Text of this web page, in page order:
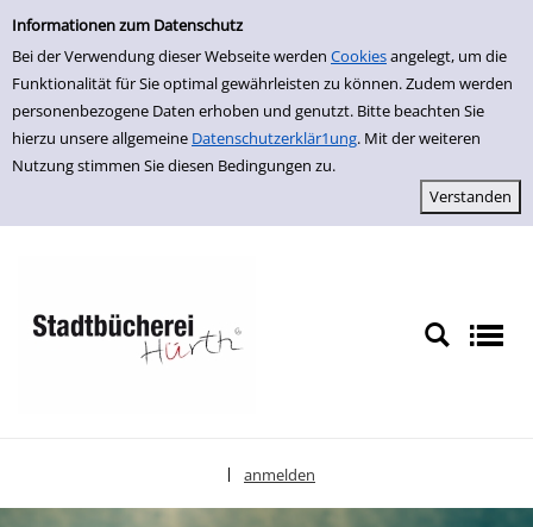
Erweiterte Suche
Informationen zum Datenschutz
Bei der Verwendung dieser Webseite werden Cookiesangelegt, um die
Funktionalität für Sie optimal gewährleisten zu können. Zudem werden
personenbezogene Daten erhoben und genutzt. Bitte beachten Sie
hierzu unsere allgemeine Datenschutzerklär1ung. Mit der weiteren
Nutzung stimmen Sie diesen Bedingungen zu.
zur Navigation springen
zum Inhalt springen
Zur erweiterten Suche springen
anmelden